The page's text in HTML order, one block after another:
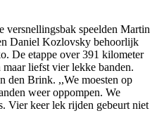
versnellingsbak speelden Martin
Daniel Kozlovsky behoorlijk
De etappe over 391 kilometer
liefst vier lekke banden.
den Brink. ,,We moesten op
weer oppompen. We
Vier keer lek rijden gebeurt niet